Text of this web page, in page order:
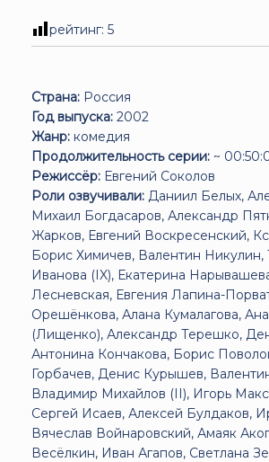
рейтинг: 5
Страна: Россия
Год выпуска: 2002
Жанр: комедия
Продолжительность серии: ~
Режиссёр: Евгений Соколов
Роли озвучивали: Даниил Белых,
Михаил Богдасаров, Александр
Жарков, Евгений Воскресенский,
Борис Химичев, Валентин Никулин,
Иванова (IX), Екатерина
Лесневская, Евгения Лапина-
Орешёнкова, Алана Кумалагова,
(Лищенко), Александр Терешко,
Антонина Кончакова, Борис
Горбачев, Денис Курышев,
Владимир Михайлов (II), Игорь
Сергей Исаев, Алексей Булдаков,
Вячеслав Войнаровский, Амаяк
Весёлкин, Иван Агапов, Светлана